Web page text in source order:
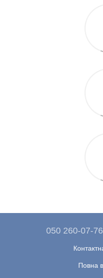
050 260-07-76
Повна